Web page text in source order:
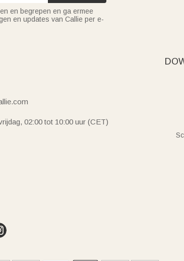
en begrepen en ga ermee
en updates van Callie per e-
02:00 tot 10:00 uur (CET)